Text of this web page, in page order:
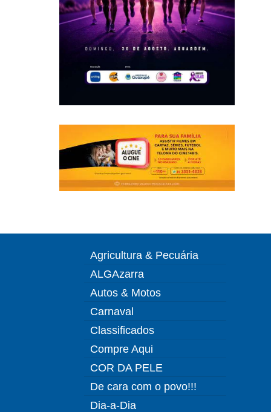
Agricultura & Pecuária
ALGAzarra
Autos & Motos
Carnaval
Classificados
Compre Aqui
COR DA PELE
De cara com o povo!!!
Dia-a-Dia